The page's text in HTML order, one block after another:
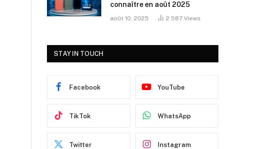
connaître en août 2025
août 10, 2025 2 587 Views
STAY IN TOUCH
Facebook YouTube
TikTok WhatsApp
Twitter Instagram